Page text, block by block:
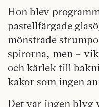
Hon blev
pastellfärgade
mönstrade
spirorna, men –
och kärlek till
kakor som ingen
Det var ingen blyg